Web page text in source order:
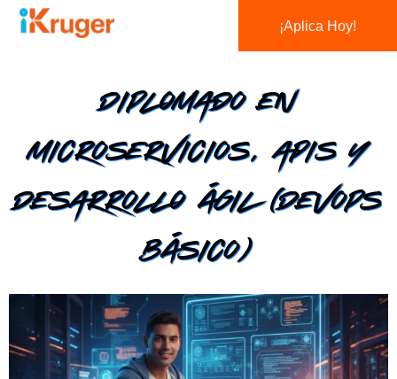
¡Aplica Hoy!
Diplomado en
Microservicios, APIs y
Desarrollo Ágil (DevOps
Básico)